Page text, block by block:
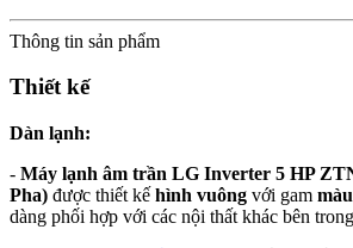
Thông tin sản phẩm
Thiết kế
Dàn lạnh:
- Máy lạnh âm trần LG Inverter 5 HP
Pha) được thiết kế hình vuông với gam
dàng phối hợp với các nội thất khác bên